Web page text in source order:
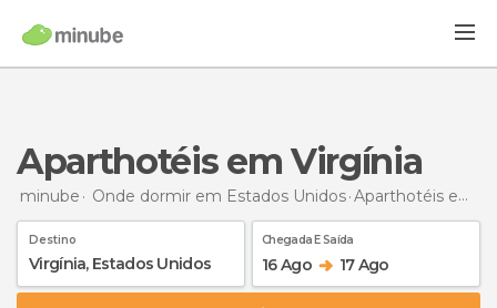
Aparthotéis em Virgínia
minube Onde dormir em Estados Unidos Aparthotéis em Virgínia
Destino Chegada E Saída
16 Ago 17 Ago